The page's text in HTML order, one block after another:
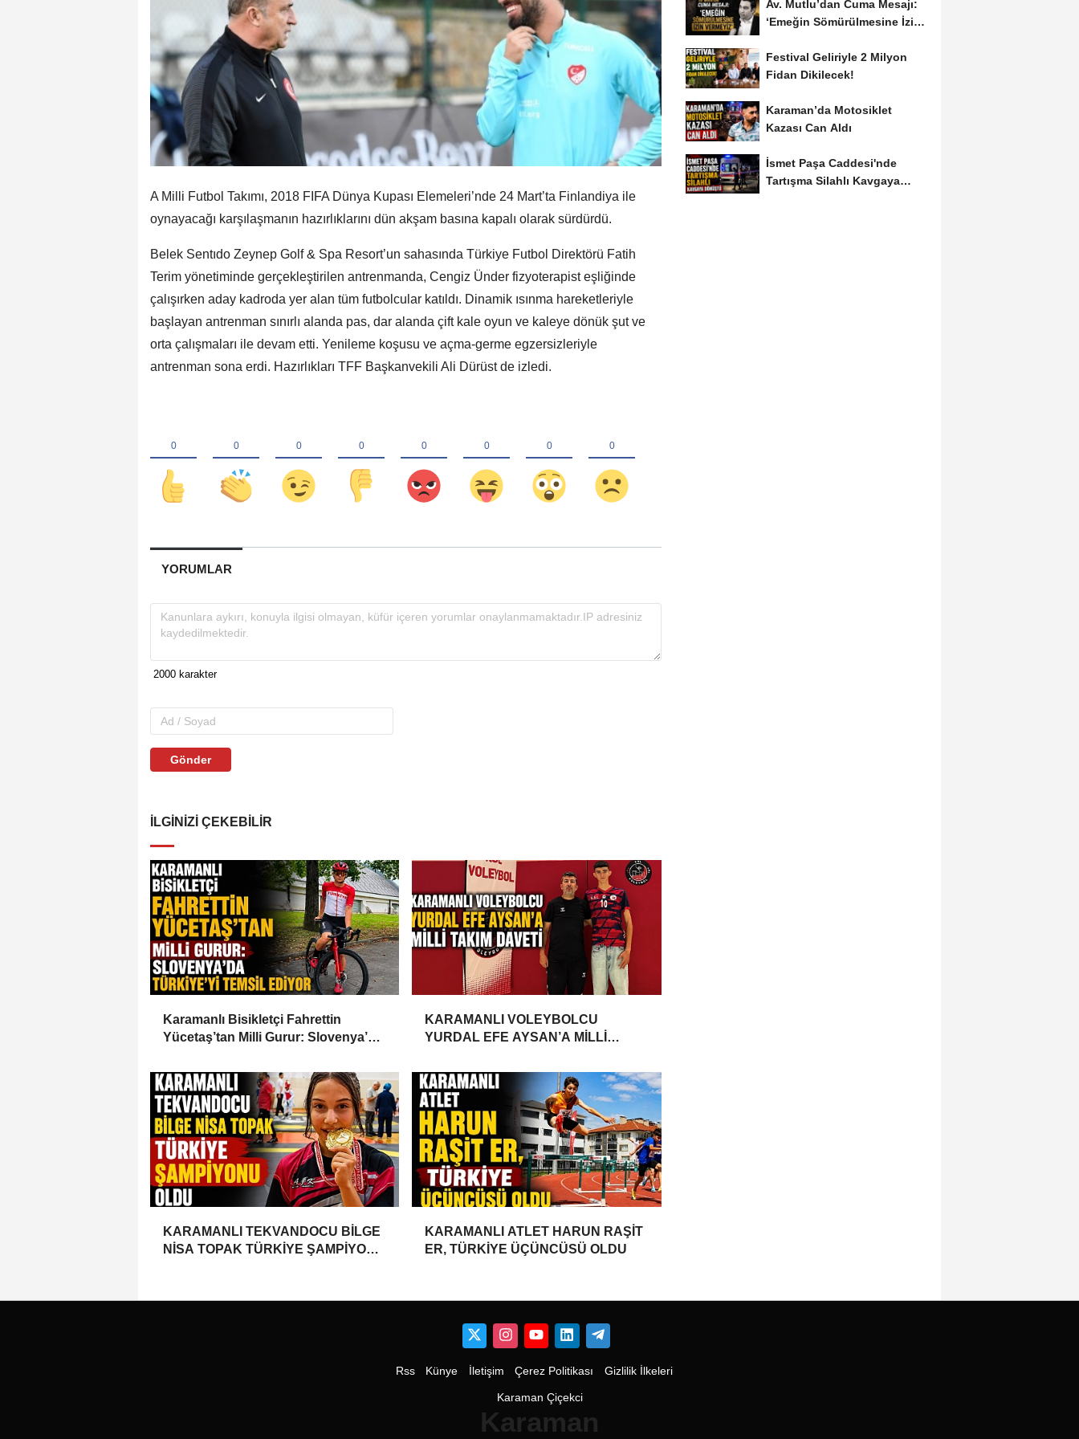
A Milli Futbol Takımı, 2018 FIFA Dünya Kupası Elemeleri’nde 24 Mart’ta Finlandiya ile
oynayacağı karşılaşmanın hazırlıklarını dün akşam basına kapalı olarak sürdürdü.
Belek Sentıdo Zeynep Golf & Spa Resort’un sahasında Türkiye Futbol Direktörü Fatih
Terim yönetiminde gerçekleştirilen antrenmanda, Cengiz Ünder fizyoterapist eşliğinde
çalışırken aday kadroda yer alan tüm futbolcular katıldı. Dinamik ısınma hareketleriyle
başlayan antrenman sınırlı alanda pas, dar alanda çift kale oyun ve kaleye dönük şut ve
orta çalışmaları ile devam etti. Yenileme koşusu ve açma-germe egzersizleriyle
antrenman sona erdi. Hazırlıkları TFF Başkanvekili Ali Dürüst de izledi.
YORUMLAR
Gönder
İLGINIZI ÇEKEBILIR
Karamanlı Bisikletçi Fahrettin
Yücetaş’tan Milli Gurur: Slovenya’da
KARAMANLI VOLEYBOLCU
YURDAL EFE AYSAN’A MİLLİ
KARAMANLI TEKVANDOCU BİLGE
NİSA TOPAK TÜRKİYE ŞAMPİYONU
KARAMANLI ATLET HARUN RAŞİT
ER, TÜRKİYE ÜÇÜNCÜSÜ OLDU
Av. Mutlu’dan Cuma Mesajı:
‘Emeğin Sömürülmesine İzin
Festival Geliriyle 2 Milyon
Fidan Dikilecek!
Karaman’da Motosiklet
Kazası Can Aldı
İsmet Paşa Caddesi'nde
Tartışma Silahlı Kavgaya
Rss Künye İletişim Çerez Politikası Gizlilik İlkeleri
Karaman Çiçekci
Karaman